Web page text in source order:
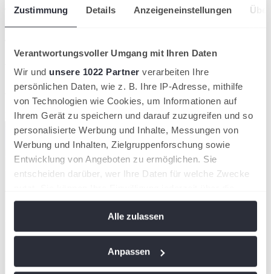
Zustimmung Details Anzeigeneinstellungen
Verantwortungsvoller Umgang mit Ihren Daten
Wir und unsere 1022 Partner verarbeiten Ihre
persönlichen Daten, wie z. B. Ihre IP-Adresse, mithilfe
von Technologien wie Cookies, um Informationen auf
Ihrem Gerät zu speichern und darauf zuzugreifen und so
personalisierte Werbung und Inhalte, Messungen von
Werbung und Inhalten, Zielgruppenforschung sowie
Entwicklung von Angeboten zu ermöglichen. Sie
entscheiden darüber, wer Ihre Daten für welche Zwecke
Cookie-Erklärung oder durch Klicken auf das Privacy
Trigger Symbol ändern oder widerrufen
Wenn Sie es erlauben, würden wir auch gerne:
Alle zulassen
Anpassen
Junior US Open und den Junior Davis-Cup.
Für den talentierten Nachwuchsspieler ist es der perfekte Start in ein
Aktuellste News aus dem TNB
Kompaktansicht